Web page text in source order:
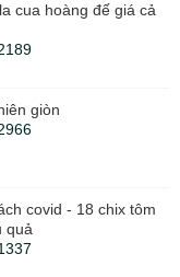
cua hoàng đế giá cả
giòn
covid - 18 chix tôm
quả